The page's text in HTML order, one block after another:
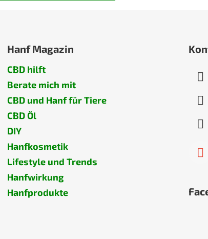
Hanf Magazin
CBD hilft
Berate mich mit
CBD und Hanf für Tiere
CBD Öl
DIY
Hanfkosmetik
Lifestyle und Trends
Hanfwirkung
Hanfprodukte